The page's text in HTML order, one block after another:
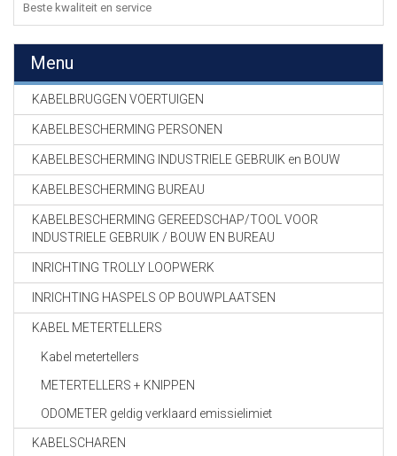
Beste kwaliteit en service
Menu
KABELBRUGGEN VOERTUIGEN
KABELBESCHERMING PERSONEN
KABELBESCHERMING INDUSTRIELE GEBRUIK en BOUW
KABELBESCHERMING BUREAU
KABELBESCHERMING GEREEDSCHAP/TOOL VOOR
INDUSTRIELE GEBRUIK / BOUW EN BUREAU
INRICHTING TROLLY LOOPWERK
INRICHTING HASPELS OP BOUWPLAATSEN
KABEL METERTELLERS
Kabel metertellers
METERTELLERS + KNIPPEN
ODOMETER geldig verklaard emissielimiet
KABELSCHAREN